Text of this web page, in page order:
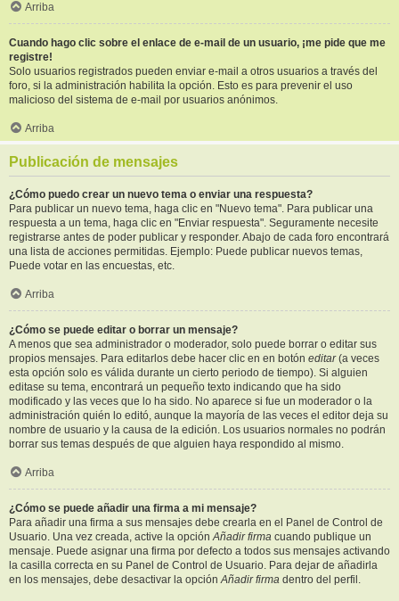
Arriba
Cuando hago clic sobre el enlace de e-mail de un usuario, ¡me pide que me
registre!
Solo usuarios registrados pueden enviar e-mail a otros usuarios a través del
foro, si la administración habilita la opción. Esto es para prevenir el uso
malicioso del sistema de e-mail por usuarios anónimos.
Arriba
Publicación de mensajes
¿Cómo puedo crear un nuevo tema o enviar una respuesta?
Para publicar un nuevo tema, haga clic en "Nuevo tema". Para publicar una
respuesta a un tema, haga clic en "Enviar respuesta". Seguramente necesite
registrarse antes de poder publicar y responder. Abajo de cada foro encontrará
una lista de acciones permitidas. Ejemplo: Puede publicar nuevos temas,
Puede votar en las encuestas, etc.
Arriba
¿Cómo se puede editar o borrar un mensaje?
A menos que sea administrador o moderador, solo puede borrar o editar sus
propios mensajes. Para editarlos debe hacer clic en en botón editar(a veces
esta opción solo es válida durante un cierto periodo de tiempo). Si alguien
editase su tema, encontrará un pequeño texto indicando que ha sido
modificado y las veces que lo ha sido. No aparece si fue un moderador o la
administración quién lo editó, aunque la mayoría de las veces el editor deja su
nombre de usuario y la causa de la edición. Los usuarios normales no podrán
borrar sus temas después de que alguien haya respondido al mismo.
Arriba
¿Cómo se puede añadir una firma a mi mensaje?
Para añadir una firma a sus mensajes debe crearla en el Panel de Control de
Usuario. Una vez creada, active la opciónAñadir firma cuando publique un
mensaje. Puede asignar una firma por defecto a todos sus mensajes activando
la casilla correcta en su Panel de Control de Usuario. Para dejar de añadirla
en los mensajes, debe desactivar la opciónAñadir firma dentro del perfil.